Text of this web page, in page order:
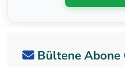
Bültene Abone